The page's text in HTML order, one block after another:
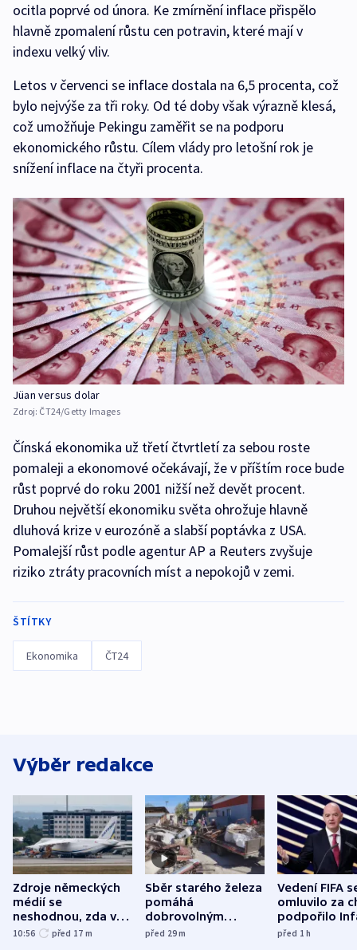
ocitla poprvé od února. Ke zmírnění inflace přispělo
hlavně zpomalení růstu cen potravin, které mají v
indexu velký vliv.
Letos v červenci se inflace dostala na 6,5 procenta, což
bylo nejvýše za tři roky. Od té doby však výrazně klesá,
což umožňuje Pekingu zaměřit se na podporu
ekonomického růstu. Cílem vlády pro letošní rok je
snížení inflace na čtyři procenta.
Jüan versus dolar
Zdroj: ČT24/Getty Images
Čínská ekonomika už třetí čtvrtletí za sebou roste
pomaleji a ekonomové očekávají, že v příštím roce bude
růst poprvé do roku 2001 nižší než devět procent.
Druhou největší ekonomiku světa ohrožuje hlavně
dluhová krize v eurozóně a slabší poptávka z USA.
Pomalejší růst podle agentur AP a Reuters zvyšuje
riziko ztráty pracovních míst a nepokojů v zemi.
ŠTÍTKY
Ekonomika ČT24
Výběr redakce
Zdroje německých
médií se
neshodnou, zda v
letadle ohroženém
10:56 před 17 m
Sběr starého železa
pomáhá
dobrovolným
hasičům financovat
před 29m
Vedení FIFA
omluvilo za
podpořilo
UEFA trvá na
před 1h